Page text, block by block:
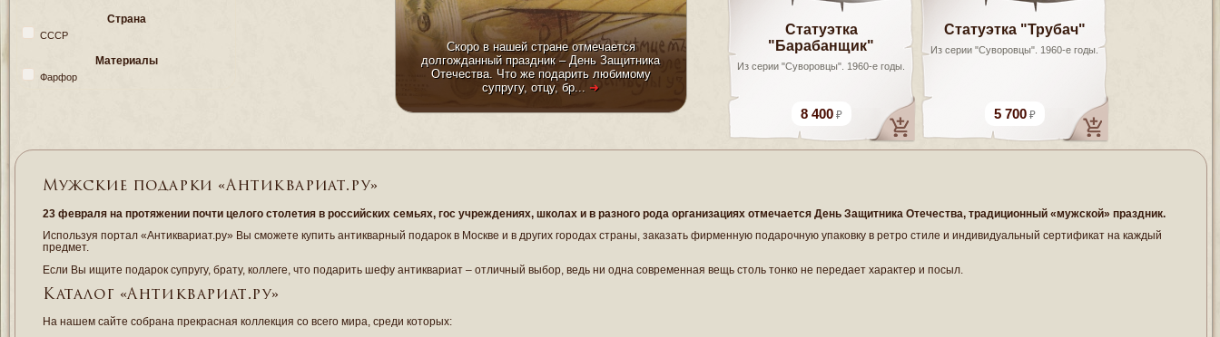
Страна
СССР
Материалы
Фарфор
Скоро в нашей стране отмечается
долгожданный праздник – День Защитника
Отечества. Что же подарить любимому
супругу, отцу, бр... ➜
Статуэтка
"Барабанщик"
Из серии "Суворовцы". 1960-е годы.
8 400
Статуэтка "Трубач"
Из серии "Суворовцы". 1960-е годы.
5 700
Мужские подарки «Антиквариат.ру»
23 февраля на протяжении почти целого столетия в российских семьях, гос учреждениях, школах и в разного рода организациях отмечается День Защитника Отечества, традиционный «мужской» праздник.
Используя портал «Антиквариат.ру» Вы сможете купить антикварный подарок в Москве и в других городах страны, заказать фирменную подарочную упаковку в ретро стиле и индивидуальный сертификат на каждый
предмет.
Если Вы ищите подарок супругу, брату, коллеге, что подарить шефу антиквариат – отличный выбор, ведь ни одна современная вещь столь тонко не передает характер и посыл.
Каталог «Антиквариат.ру»
На нашем сайте собрана прекрасная коллекция со всего мира, среди которых: